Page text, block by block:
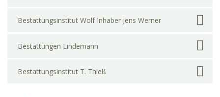
Bestattungsinstitut Wolf Inhaber Jens Werner
Bestattungen Lindemann
Bestattungsinstitut T. Thieß